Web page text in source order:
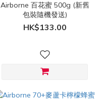
Airborne 百花蜜 500g (新舊
包裝隨機發送)
HK$133.00